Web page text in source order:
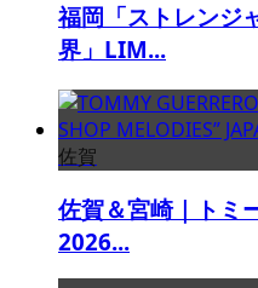
福岡「ストレンジ
界」LIM...
佐賀
佐賀＆宮崎｜トミ
2026...